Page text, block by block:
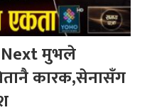
Next मुभले
कारक,सेनासँग